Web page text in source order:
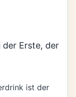
der Erste, der
ist der